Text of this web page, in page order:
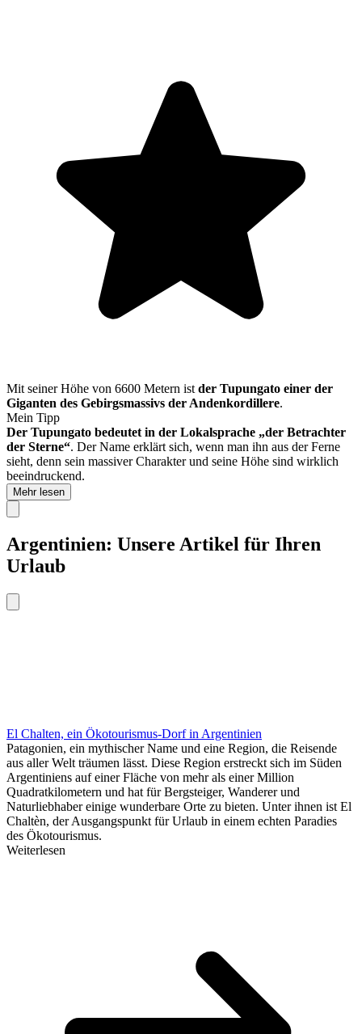
Mit seiner Höhe von 6600 Metern ist der Tupungato einer der
Giganten des Gebirgsmassivs der Andenkordillere.
Mein Tipp
Der Tupungato bedeutet in der Lokalsprache „der Betrachter
der Sterne“. Der Name erklärt sich, wenn man ihn aus der Ferne
sieht, denn sein massiver Charakter und seine Höhe sind wirklich
beeindruckend.
Mehr lesen
Argentinien: Unsere Artikel für Ihren
Urlaub
El Chalten, ein Ökotourismus-Dorf in Argentinien
Patagonien, ein mythischer Name und eine Region, die Reisende
aus aller Welt träumen lässt. Diese Region erstreckt sich im Süden
Argentiniens auf einer Fläche von mehr als einer Million
Quadratkilometern und hat für Bergsteiger, Wanderer und
Naturliebhaber einige wunderbare Orte zu bieten. Unter ihnen ist El
Chaltèn, der Ausgangspunkt für Urlaub in einem echten Paradies
des Ökotourismus.
Weiterlesen